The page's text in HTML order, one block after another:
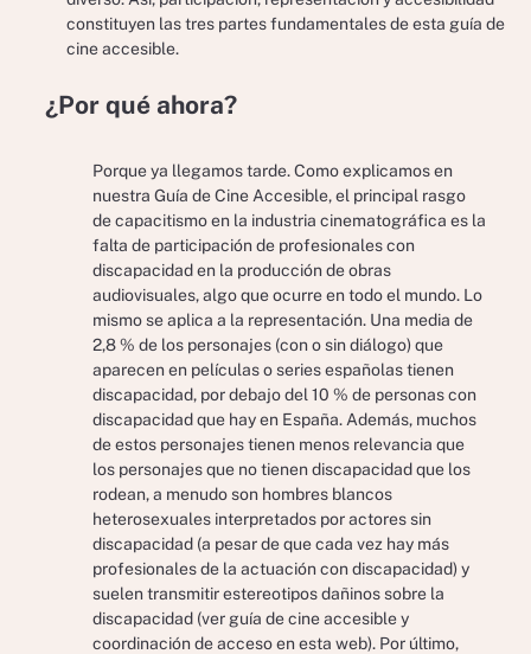
constituyen las tres partes fundamentales de esta guía de
cine accesible.
¿Por qué ahora?
Porque ya llegamos tarde. Como explicamos en
nuestra Guía de Cine Accesible, el principal rasgo
de capacitismo en la industria cinematográfica es la
falta de participación de profesionales con
discapacidad en la producción de obras
audiovisuales, algo que ocurre en todo el mundo. Lo
mismo se aplica a la representación. Una media de
2,8 % de los personajes (con o sin diálogo) que
aparecen en películas o series españolas tienen
discapacidad, por debajo del 10 % de personas con
discapacidad que hay en España. Además, muchos
de estos personajes tienen menos relevancia que
los personajes que no tienen discapacidad que los
rodean, a menudo son hombres blancos
heterosexuales interpretados por actores sin
discapacidad (a pesar de que cada vez hay más
profesionales de la actuación con discapacidad) y
suelen transmitir estereotipos dañinos sobre la
discapacidad (ver guía de cine accesible y
coordinación de acceso en esta web). Por último,